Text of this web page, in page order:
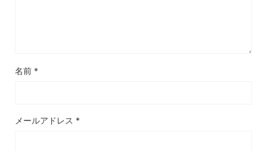
名前 *
メールアドレス *